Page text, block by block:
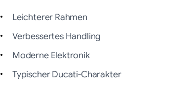
Leichterer Rahmen
Verbessertes Handling
Moderne Elektronik
Typischer Ducati-Charakter